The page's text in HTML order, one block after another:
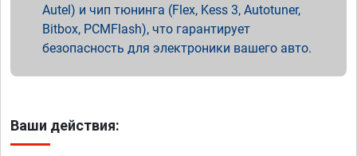
Autel) и чип тюнинга (Flex, Kess 3, Autotuner,
Bitbox, PCMFlash), что гарантирует
безопасность для электроники вашего авто.
Ваши действия: